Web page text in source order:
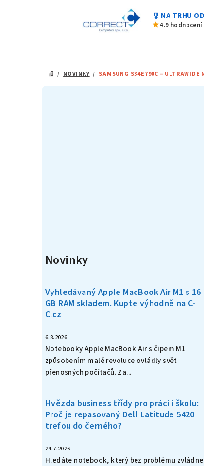
military_tech NA TRHU
star4.9
DOMŮ
/ NOVINKY / SAMSUNG S34E790C –
p
n
e
Novinky
Vyhledávaný Apple MacBook Air M1 s 16
GB RAM skladem. Kupte výhodně na C-
C.cz
6.8.2026
Notebooky Apple MacBook Air s čipem M1
způsobením malé revoluce ovládly svět
přenosných počítačů. Za...
Hvězda business třídy pro práci i školu:
Proč je repasovaný Dell Latitude 5420
trefou do černého?
24.7.2026
Hledáte notebook, který bez problému zvládne